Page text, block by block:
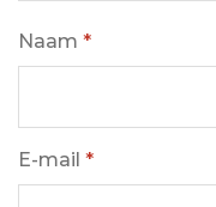
Naam *
E-mail *